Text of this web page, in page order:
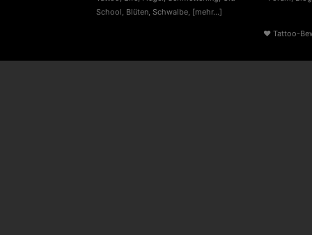
School, Blüten, Schwalbe, [mehr...]
♥ Tattoo-